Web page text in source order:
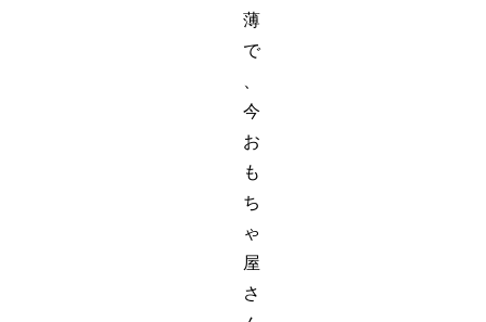
薄
で
今
お
も
ち
ゃ
屋
さ